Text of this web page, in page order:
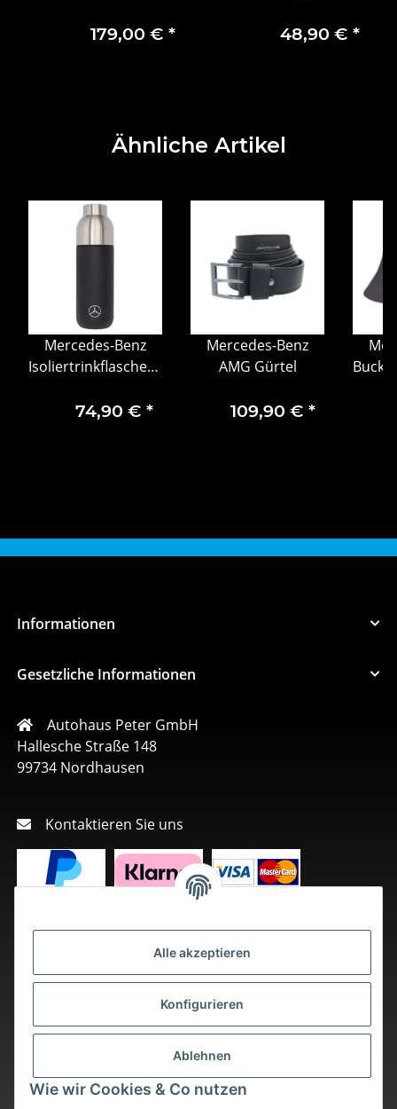
Alle akzeptieren
Konfigurieren
Ablehnen
Wie wir Cookies & Co nutzen
Set silberfarben
179,00 € *
Kappen
48,90 € *
Ähnliche Artikel
Mercedes-Benz
Isoliertrinkflascheschwarz
mit Becher 750ml
74,90 € *
Mercedes-Benz
AMG Gürtel
109,90 € *
Informationen
Gesetzliche Informationen
Autohaus Peter GmbH
Hallesche Straße 148
99734 Nordhausen
Kontaktieren Sie uns